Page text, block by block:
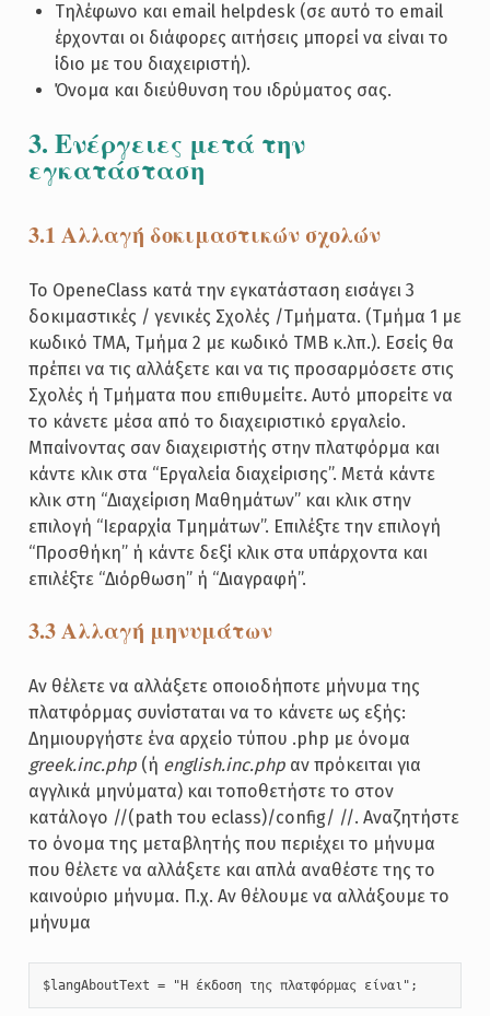
Tηλέφωνο και email helpdesk (σε αυτό το email
έρχονται οι διάφορες αιτήσεις μπορεί να είναι το
ίδιο με του διαχειριστή).
Όνομα και διεύθυνση του ιδρύματος σας.
3. Ενέργειες μετά την
εγκατάσταση
3.1 Αλλαγή δοκιμαστικών σχολών
To OpeneClass κατά την εγκατάσταση εισάγει 3
δοκιμαστικές / γενικές Σχολές /Τμήματα. (Τμήμα 1 με
κωδικό TMA, Τμήμα 2 με κωδικό TMB κ.λπ.). Εσείς θα
πρέπει να τις αλλάξετε και να τις προσαρμόσετε στις
Σχολές ή Τμήματα που επιθυμείτε. Αυτό μπορείτε να
το κάνετε μέσα από το διαχειριστικό εργαλείο.
Μπαίνοντας σαν διαχειριστής στην πλατφόρμα και
κάντε κλικ στα “Εργαλεία διαχείρισης”. Μετά κάντε
κλικ στη “Διαχείριση Μαθημάτων” και κλικ στην
επιλογή “Ιεραρχία Τμημάτων”. Επιλέξτε την επιλογή
“Προσθήκη” ή κάντε δεξί κλικ στα υπάρχοντα και
επιλέξτε “Διόρθωση” ή “Διαγραφή”.
3.3 Αλλαγή μηνυμάτων
Αν θέλετε να αλλάξετε οποιοδήποτε μήνυμα της
πλατφόρμας συνίσταται να το κάνετε ως εξής:
Δημιουργήστε ένα αρχείο τύπου .php με όνομα
greek.inc.php(ή english.inc.phpαν πρόκειται για
αγγλικά μηνύματα) και τοποθετήστε το στον
κατάλογο //(path του eclass)/config/ //. Αναζητήστε
το όνομα της μεταβλητής που περιέχει το μήνυμα
που θέλετε να αλλάξετε και απλά αναθέστε της το
καινούριο μήνυμα. Π.χ. Αν θέλουμε να αλλάξουμε το
μήνυμα
$langAboutText = "Η έκδοση της πλατφόρμας είναι";